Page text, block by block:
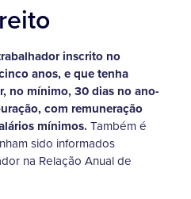
inscrito no
anos, e que tenha
no mínimo, 30 dias no ano-
com remuneração
mínimos. Também é
sido informados
na Relação Anual de